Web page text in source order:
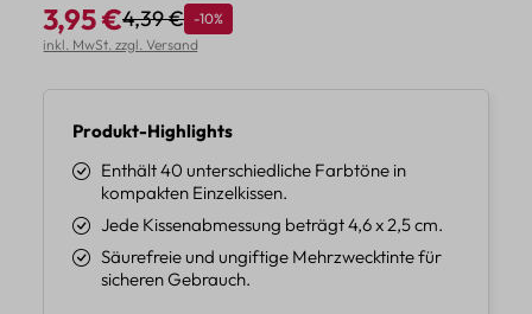
Verkaufspreis:
3,95 €Regulärer Preis:
4,39 € Rabatt
-10%
inkl. MwSt. zzgl. Versand
Produkt-Highlights
Enthält 40 unterschiedliche Farbtöne in
kompakten Einzelkissen.
Jede Kissenabmessung beträgt 4,6 x 2,5 cm.
Säurefreie und ungiftige Mehrzwecktinte für
sicheren Gebrauch.